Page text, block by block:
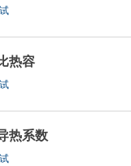
热容
热系数